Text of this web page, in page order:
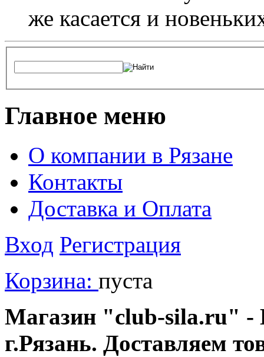
же касается и
Главное меню
О компании в Рязане
Контакты
Доставка и Оплата
Вход Регистрация
Корзина: пуста
Магазин "club-sila.ru" -
г.Рязань. Доставляем